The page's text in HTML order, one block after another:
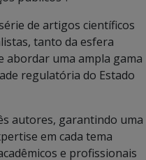
de artigos científicos
tanto da esfera
abordar uma ampla gama
regulatória do Estado
autores, garantindo uma
em cada tema
e profissionais